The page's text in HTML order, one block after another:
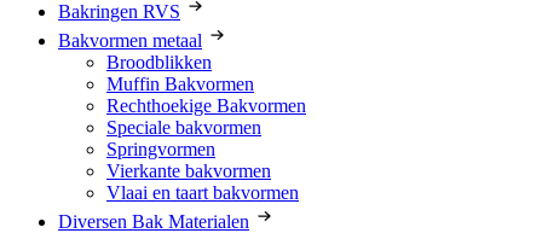
Bakringen RVS
Bakvormen metaal
Broodblikken
Muffin Bakvormen
Rechthoekige Bakvormen
Speciale bakvormen
Springvormen
Vierkante bakvormen
Vlaai en taart bakvormen
Diversen Bak Materialen